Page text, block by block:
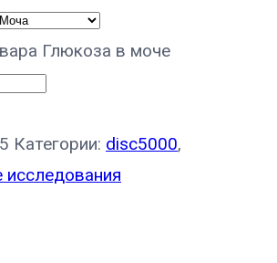
Глюкоза в моче
Категории: disc5000,
исследования